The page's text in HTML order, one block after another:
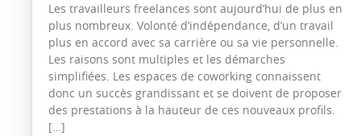
Les travailleurs freelances sont aujourd’hui de plus en
plus nombreux. Volonté d’indépendance, d’un travail
plus en accord avec sa carrière ou sa vie personnelle.
Les raisons sont multiples et les démarches
simplifiées. Les espaces de coworking connaissent
donc un succès grandissant et se doivent de proposer
des prestations à la hauteur de ces nouveaux profils.
[…]